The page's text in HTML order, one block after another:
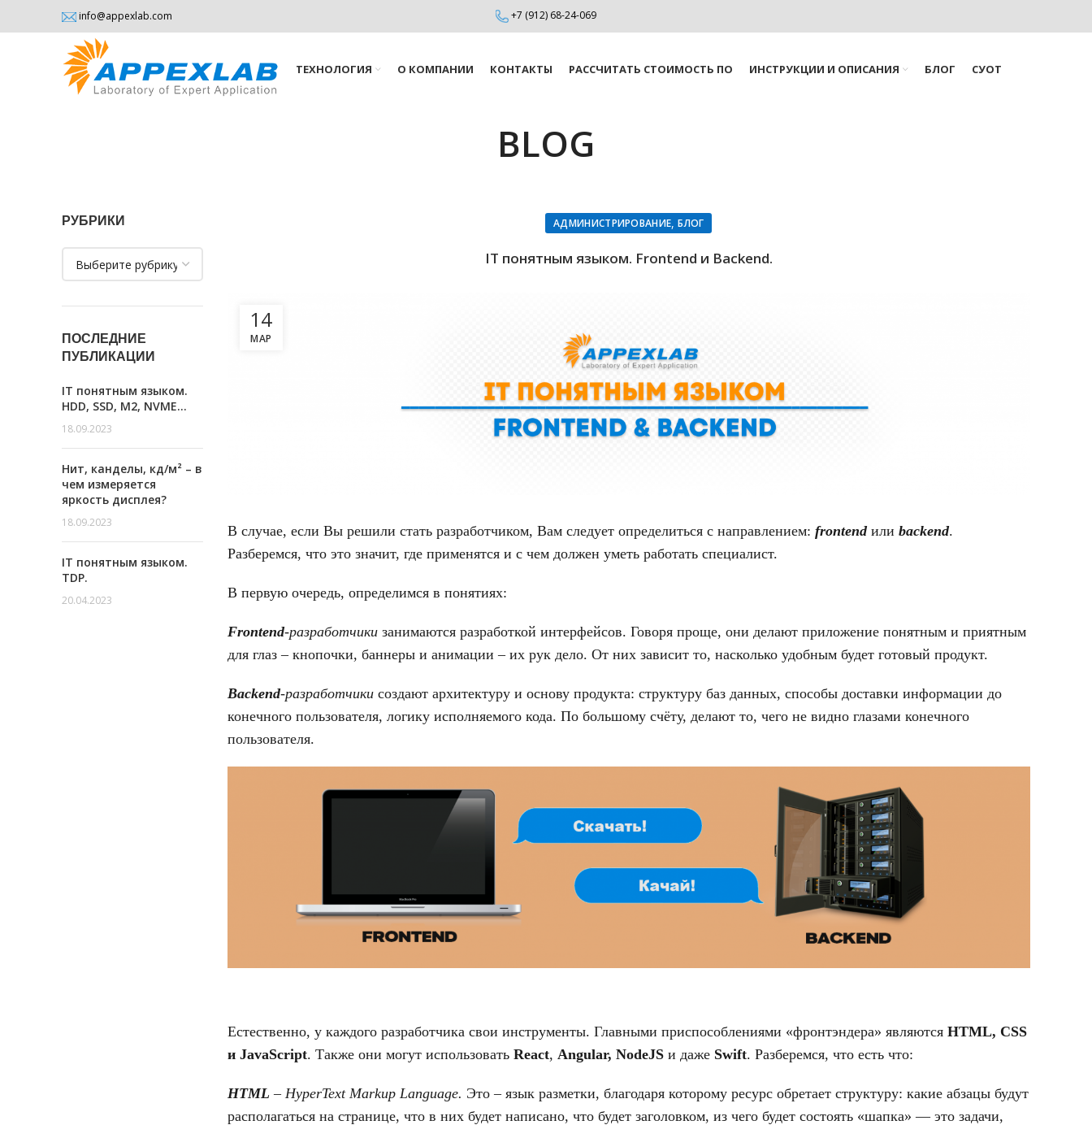
info@appexlab.com +7 (912) 68-24-069
ТЕХНОЛОГИЯ О КОМПАНИИ КОНТАКТЫ РАССЧИТАТЬ СТОИМОСТЬ ПО ИНСТРУКЦИИ И ОПИСАНИЯ БЛОГ СУОТ
BLOG
АДМИНИСТРИРОВАНИЕ,БЛОГ
IT понятным языком. Frontend и Backend.
14
МАР
В случае, если Вы решили стать разработчиком, Вам следует определиться с направлением: frontendили backend.
Разберемся, что это значит, где применятся и с чем должен уметь работать специалист.
В первую очередь, определимся в понятиях:
Frontend-разработчикизанимаются разработкой интерфейсов. Говоря проще, они делают приложение понятным и приятным
для глаз – кнопочки, баннеры и анимации – их рук дело. От них зависит то, насколько удобным будет готовый продукт.
Backend-разработчикисоздают архитектуру и основу продукта: структуру баз данных, способы доставки информации до
конечного пользователя, логику исполняемого кода. По большому счёту, делают то, чего не видно глазами конечного
пользователя.
Естественно, у каждого разработчика свои инструменты. Главными приспособлениями «фронтэндера» являются HTML, CSS
и JavaScript. Также они могут использовать React, Angular, NodeJSи даже Swift. Разберемся, что есть что:
HTML – HyperText Markup Language. Это – язык разметки, благодаря которому ресурс обретает структуру: какие абзацы будут
располагаться на странице, что в них будет написано, что будет заголовком, из чего будет состоять «шапка» — это задачи,
РУБРИКИ
Рубрики
ПОСЛЕДНИЕ
ПУБЛИКАЦИИ
IT понятным языком.
HDD, SSD, M2, NVME…
18.09.2023
Нит, канделы, кд/м² – в
чем измеряется
яркость дисплея?
18.09.2023
IT понятным языком.
TDP.
20.04.2023